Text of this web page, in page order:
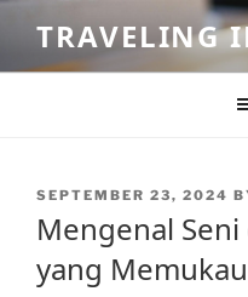
content
TRAVELING
POSTED
SEPTEMBER 23, 2024
Mengenal
yang Memukau